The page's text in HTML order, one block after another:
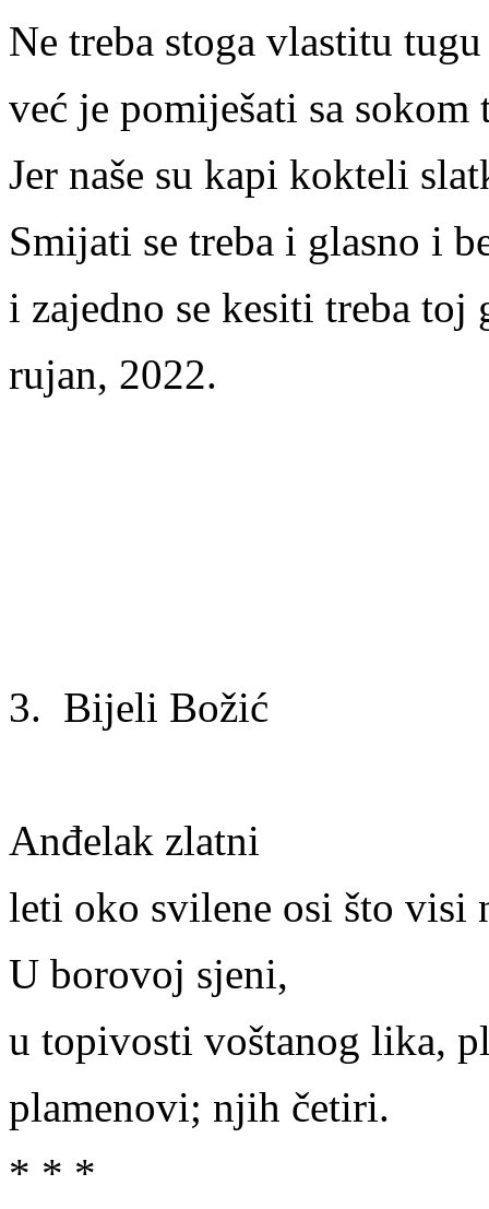
Ne treba stoga vlastitu
već je pomiješati sa sokom
Jer naše su kapi kokteli
Smijati se treba i glasno i
i zajedno se kesiti treba
rujan, 2022.
3. Bijeli Božić
Anđelak zlatni
leti oko svilene osi što visi
U borovoj sjeni,
u topivosti voštanog lika,
plamenovi; njih četiri.
* * *